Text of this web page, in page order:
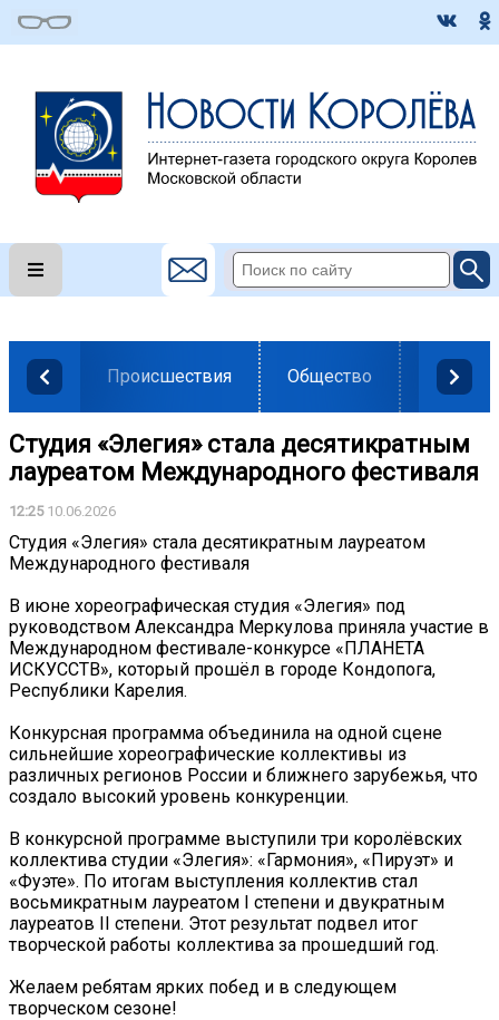
Происшествия Общество Власть
Студия «Элегия» стала десятикратным
лауреатом Международного фестиваля
12:2510.06.2026
Студия «Элегия» стала десятикратным лауреатом
Международного фестиваля
В июне хореографическая студия «Элегия» под
руководством Александра Меркулова приняла участие в
Международном фестивале-конкурсе «ПЛАНЕТА
ИСКУССТВ», который прошёл в городе Кондопога,
Республики Карелия.
Конкурсная программа объединила на одной сцене
сильнейшие хореографические коллективы из
различных регионов России и ближнего зарубежья, что
создало высокий уровень конкуренции.
В конкурсной программе выступили три королёвских
коллектива студии «Элегия»: «Гармония», «Пируэт» и
«Фуэте». По итогам выступления коллектив стал
восьмикратным лауреатом I степени и двукратным
лауреатов II степени. Этот результат подвел итог
творческой работы коллектива за прошедший год.
Желаем ребятам ярких побед и в следующем
творческом сезоне!